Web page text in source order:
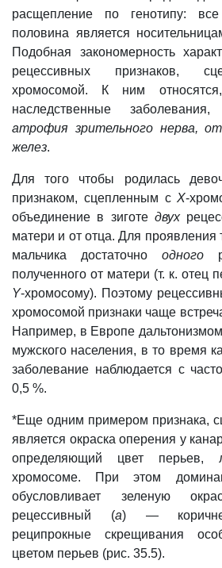
расщепление по генотипу:
половина является
Подобная закономерность
рецессивных признаков,
хромосомой.
К ним
наследственные
атрофия зрительного нерва,
желез.
Для того чтобы родилась
признаком, сцепленным сХ-
объединение в зиготе двух
матери и от отца. Для проявления
мальчика достаточно одного
полученного от матери (т. к. отец
Y-хромосому). Поэтому
хромосомой признаки чаще
Например, в Европе
мужского населения, в то время
заболевание наблюдается с
0,5 %.
*Еще одним примером признака,
является окраска оперения у
определяющий цвет перьев,
хромосоме. При этом
обусловливает зеленую
рецессивный (а) —
реципрокные скрещивания
цветом перьев (рис. 35.5).